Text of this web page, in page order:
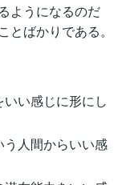
ようになるのだ
ばかりである。
い感じに形にし
人間からいい感